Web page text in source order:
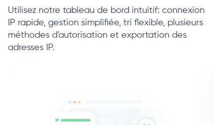
Utilisez notre tableau de bord intuitif: connexion
IP rapide, gestion simplifiée, tri flexible, plusieurs
méthodes d'autorisation et exportation des
adresses IP.